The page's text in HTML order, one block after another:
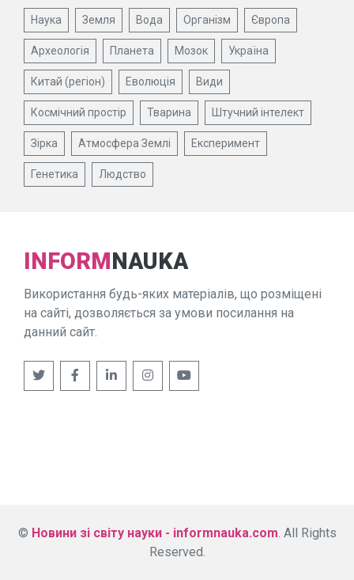
Наука Земля Вода Організм Європа
Археологія Планета Мозок Україна
Китай (регіон) Еволюція Види
Космічний простір Тварина Штучний інтелект
Зірка Атмосфера Землі Експеримент
Генетика Людство
INFORMNAUKA
Використання будь-яких матеріалів, що розміщені
на сайті, дозволяється за умови посилання на
данний сайт.
© Новини зі світу науки - informnauka.com. All Rights
Reserved.